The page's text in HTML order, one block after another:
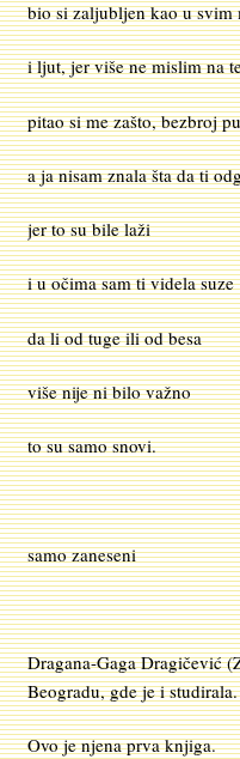
bio si zaljubljen kao u svim
i ljut, jer više ne mislim na
pitao si me zašto, bezbroj
a ja nisam znala šta da ti
jer to su bile laži
i u očima sam ti videla suze
da li od tuge ili od besa
više nije ni bilo važno
to su samo snovi.
samo zaneseni
Dragana-Gaga Dragičević
Beogradu, gde je i studirala.
Ovo je njena prva knjiga.